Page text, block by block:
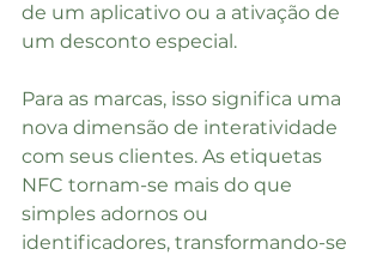
de um aplicativo ou a ativação de
um desconto especial.
Para as marcas, isso significa uma
nova dimensão de interatividade
com seus clientes. As etiquetas
NFC tornam-se mais do que
simples adornos ou
identificadores, transformando-se